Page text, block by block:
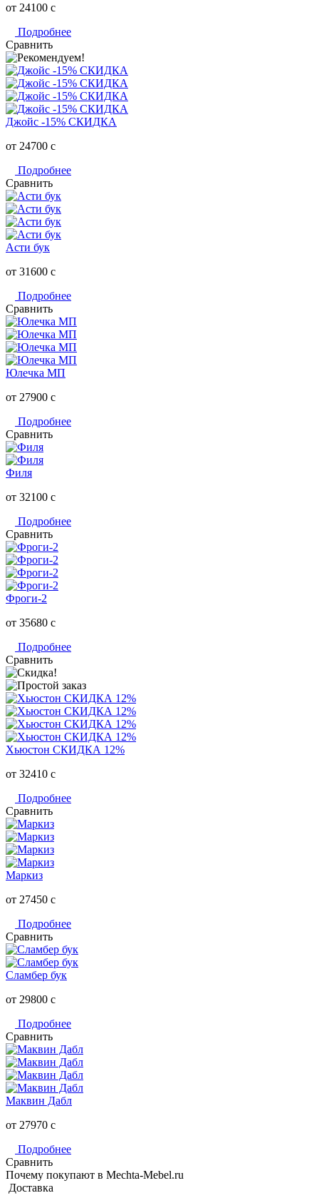
от 24100 c
Подробнее
Сравнить
Джойс -15% СКИДКА
от 24700 c
Подробнее
Сравнить
Асти бук
от 31600 c
Подробнее
Сравнить
Юлечка МП
от 27900 c
Подробнее
Сравнить
Филя
от 32100 c
Подробнее
Сравнить
Фроги-2
от 35680 c
Подробнее
Сравнить
Хьюстон СКИДКА 12%
от 32410 c
Подробнее
Сравнить
Маркиз
от 27450 c
Подробнее
Сравнить
Сламбер бук
от 29800 c
Подробнее
Сравнить
Маквин Дабл
от 27970 c
Подробнее
Сравнить
Почему покупают в Mechta-Mebel.ru
Доставка